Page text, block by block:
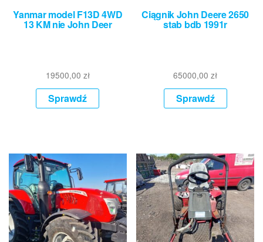
Yanmar model F13D 4WD
13 KM nie John Deer
19500,00 zł
Sprawdź
Ciągnik John Deere 2650
stab bdb 1991r
65000,00zł
Sprawdź